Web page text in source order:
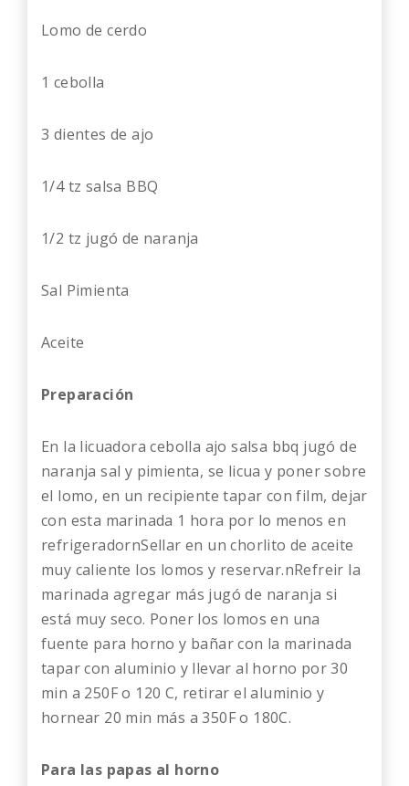
Lomo de cerdo
1 cebolla
3 dientes de ajo
1/4 tz salsa BBQ
1/2 tz jugó de naranja
Sal Pimienta
Aceite
Preparación
En la licuadora cebolla ajo salsa bbq jugó de
naranja sal y pimienta, se licua y poner sobre
el lomo, en un recipiente tapar con film, dejar
con esta marinada 1 hora por lo menos en
refrigeradornSellar en un chorlito de aceite
muy caliente los lomos y reservar.nRefreir la
marinada agregar más jugó de naranja si
está muy seco. Poner los lomos en una
fuente para horno y bañar con la marinada
tapar con aluminio y llevar al horno por 30
min a 250F o 120 C, retirar el aluminio y
hornear 20 min más a 350F o 180C.
Para las papas al horno